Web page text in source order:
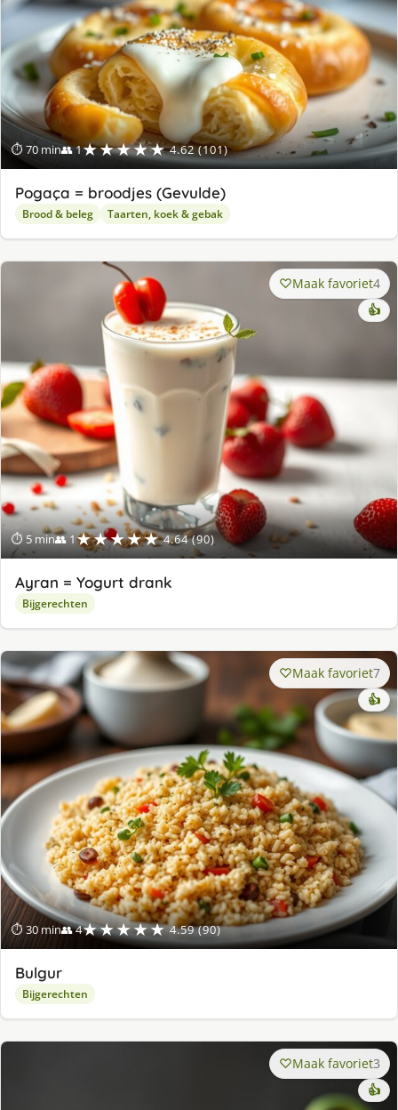
⏱ 70 min👥 1★★★★★ 4.62 (101)
Pogaça = broodjes (Gevulde)
Brood & beleg Taarten, koek & gebak
⏱ 5 min👥 1★★★★★ 4.64 (90)
Maak favoriet4
👍
Ayran = Yogurt drank
Bijgerechten
⏱ 30 min👥 4★★★★★ 4.59 (90)
Maak favoriet7
👍
Bulgur
Bijgerechten
Maak favoriet3
👍